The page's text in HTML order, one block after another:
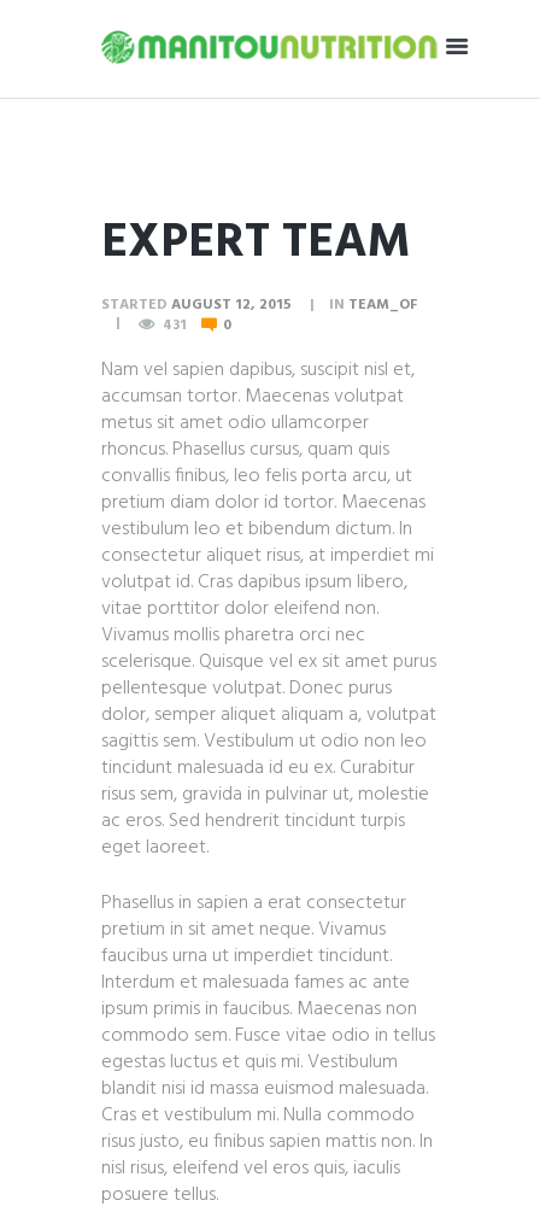
EXPERT TEAM
STARTED AUGUST 12, 2015 IN TEAM_OF
431
0
Nam vel sapien dapibus, suscipit nisl et,
accumsan tortor. Maecenas volutpat
metus sit amet odio ullamcorper
rhoncus. Phasellus cursus, quam quis
convallis finibus, leo felis porta arcu, ut
pretium diam dolor id tortor. Maecenas
vestibulum leo et bibendum dictum. In
consectetur aliquet risus, at imperdiet mi
volutpat id. Cras dapibus ipsum libero,
vitae porttitor dolor eleifend non.
Vivamus mollis pharetra orci nec
scelerisque. Quisque vel ex sit amet purus
pellentesque volutpat. Donec purus
dolor, semper aliquet aliquam a, volutpat
sagittis sem. Vestibulum ut odio non leo
tincidunt malesuada id eu ex. Curabitur
risus sem, gravida in pulvinar ut, molestie
ac eros. Sed hendrerit tincidunt turpis
eget laoreet.
Phasellus in sapien a erat consectetur
pretium in sit amet neque. Vivamus
faucibus urna ut imperdiet tincidunt.
Interdum et malesuada fames ac ante
ipsum primis in faucibus. Maecenas non
commodo sem. Fusce vitae odio in tellus
egestas luctus et quis mi. Vestibulum
blandit nisi id massa euismod malesuada.
Cras et vestibulum mi. Nulla commodo
risus justo, eu finibus sapien mattis non. In
nisl risus, eleifend vel eros quis, iaculis
posuere tellus.